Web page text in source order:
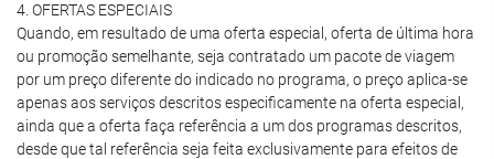
4. OFERTAS ESPECIAIS
Quando, em resultado de uma oferta especial, oferta de última hora
ou promoção semelhante, seja contratado um pacote de viagem
por um preço diferente do indicado no programa, o preço aplica-se
apenas aos serviços descritos especificamente na oferta especial,
ainda que a oferta faça referência a um dos programas descritos,
desde que tal referência seja feita exclusivamente para efeitos de